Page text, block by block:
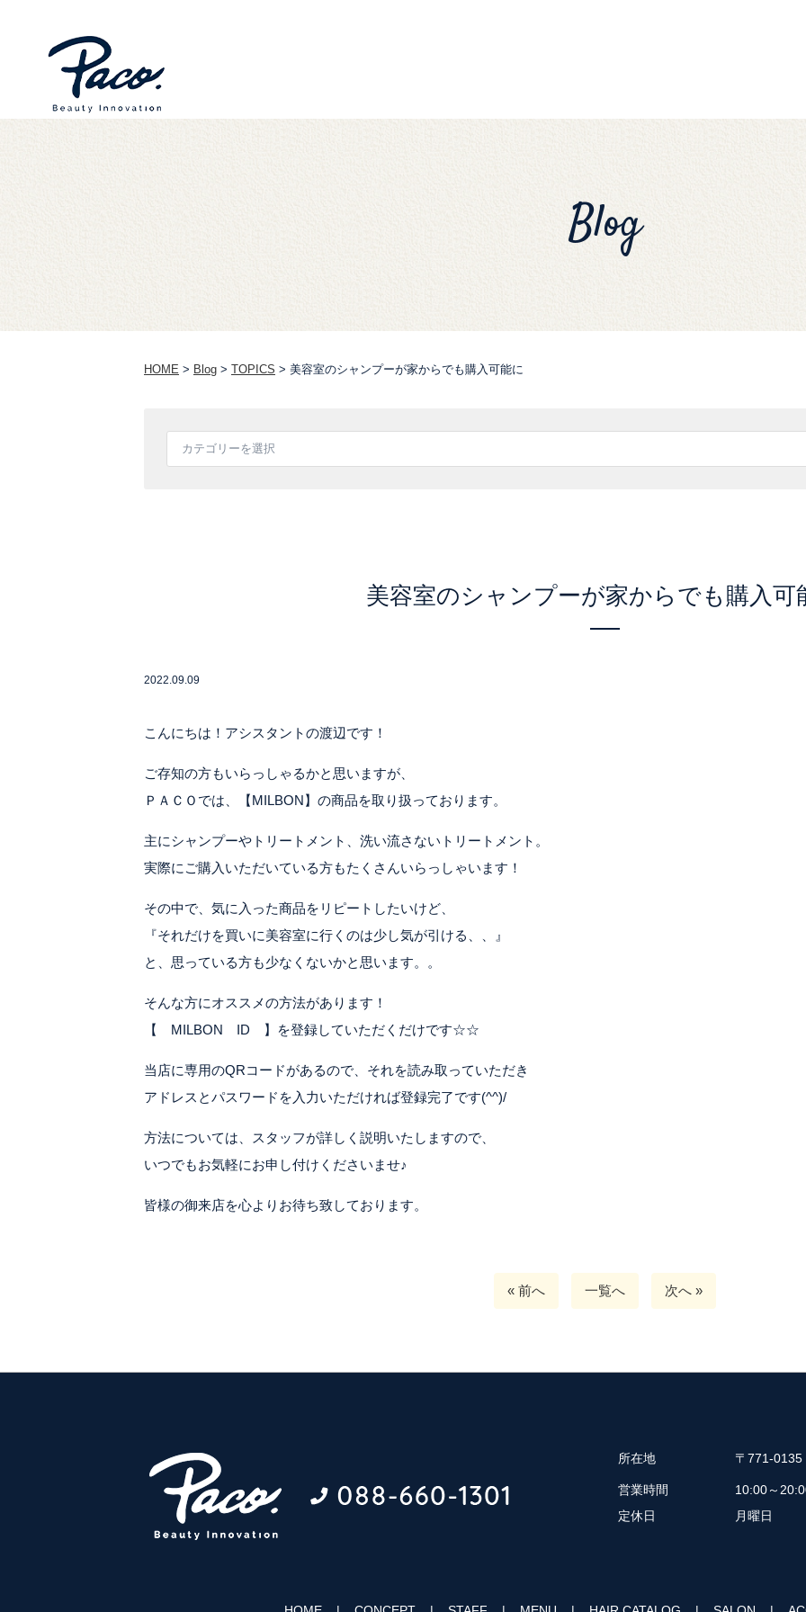
Blog
HOME > Blog > TOPICS > 美容室のシャンプーが家からでも購入可能に
美容室のシャンプーが家からでも購入可
2022.09.09
こんにちは！アシスタントの渡辺です！
ご存知の方もいらっしゃるかと思いますが、
ＰＡＣＯでは、【MILBON】の商品を取り扱っております。
主にシャンプーやトリートメント、洗い流さないトリートメント。
実際にご購入いただいている方もたくさんいらっしゃいます！
その中で、気に入った商品をリピートしたいけど、
『それだけを買いに美容室に行くのは少し気が引ける、、』
と、思っている方も少なくないかと思います。。
そんな方にオススメの方法があります！
【 MILBON ID 】を登録していただくだけです☆☆
当店に専用のQRコードがあるので、それを読み取っていただき
アドレスとパスワードを入力いただければ登録完了です(^^)/
方法については、スタッフが詳しく説明いたしますので、
いつでもお気軽にお申し付けくださいませ♪
皆様の御来店を心よりお待ち致しております。
« 前へ 一覧へ 次へ »
所在地 〒771-
営業時間
10:00～
定休日
月曜日